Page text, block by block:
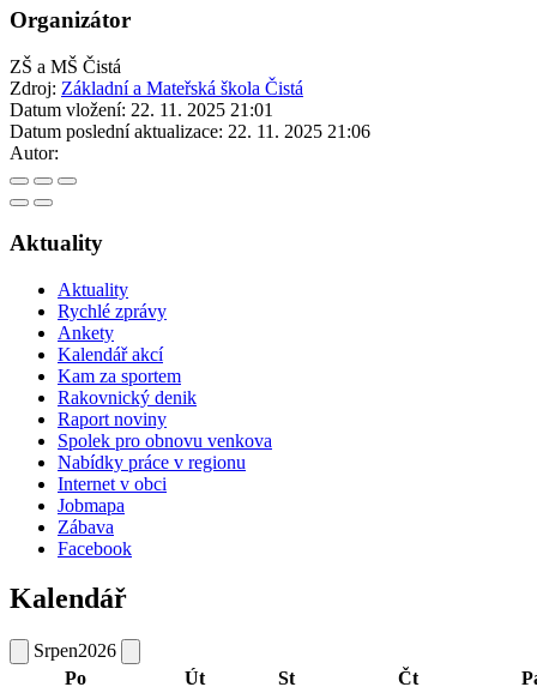
Organizátor
ZŠ a MŠ Čistá
Zdroj: Základní a Mateřská škola Čistá
Datum vložení: 22. 11. 2025 21:01
Datum poslední aktualizace: 22. 11. 2025 21:06
Autor:
Aktuality
Aktuality
Rychlé zprávy
Ankety
Kalendář akcí
Kam za sportem
Rakovnický denik
Raport noviny
Spolek pro obnovu venkova
Nabídky práce v regionu
Internet v obci
Jobmapa
Zábava
Facebook
Kalendář
Srpen2026
Po
Út St Čt